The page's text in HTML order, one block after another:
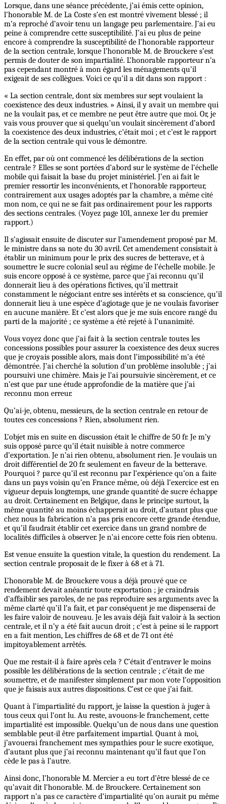
Lorsque, dans une séance précédente, j’ai émis cette opinion,
l’honorable M. de La Coste s’en est montré vivement blessé ; il
m’a reproché d’avoir tenu un langage peu parlementaire. J’ai eu
peine à comprendre cette susceptibilité. J’ai eu plus de peine
encore à comprendre la susceptibilité de l’honorable rapporteur
de la section centrale, lorsque l’honorable M. de Brouckere s’est
permis de douter de son impartialité. L’honorable rapporteur n’a
pas cependant montré à mon égard les ménagements qu’il
exigeait de ses collègues. Voici ce qu’il a dit dans son rapport :
« La section centrale, dont six membres sur sept voulaient la
coexistence des deux industries. » Ainsi, il y avait un membre qui
ne la voulait pas, et ce membre ne peut être autre que moi. Or, je
vais vous prouver que si quelqu’un voulait sincèrement d’abord
la coexistence des deux industries, c’était moi ; et c’est le rapport
de la section centrale qui vous le démontre.
En effet, par où ont commencé les délibérations de la section
centrale ? Elles se sont portées d’abord sur le système de l’échelle
mobile qui faisait la base du projet ministériel. J’en ai fait le
premier ressortir les inconvénients, et l’honorable rapporteur,
contrairement aux usages adoptés par la chambre, a même cité
mon nom, ce qui ne se fait pas ordinairement pour les rapports
des sections centrales. (Voyez page 101, annexe 1er du premier
rapport.)
Il s’agissait ensuite de discuter sur l’amendement proposé par M.
le ministre dans sa note du 30 avril. Cet amendement consistait à
établir un minimum pour le prix des sucres de betterave, et à
soumettre le sucre colonial seul au régime de l’échelle mobile. Je
suis encore opposé à ce système, parce que j’ai reconnu qu’il
donnerait lieu à des opérations fictives, qu’il mettrait
constamment le négociant entre ses intérêts et sa conscience, qu’il
donnerait lieu à une espèce d’agiotage que je ne voulais favoriser
en aucune manière. Et c’est alors que je me suis encore rangé du
parti de la majorité ; ce système a été rejeté à l’unanimité.
Vous voyez donc que j’ai fait à la section centrale toutes les
concessions possibles pour assurer la coexistence des deux sucres
que je croyais possible alors, mais dont l’impossibilité m’a été
démontrée. J’ai cherché la solution d’un problème insoluble ; j’ai
poursuivi une chimère. Mais je l’ai poursuivie sincèrement, et ce
n’est que par une étude approfondie de la matière que j’ai
reconnu mon erreur.
Qu’ai-je, obtenu, messieurs, de la section centrale en retour de
toutes ces concessions ? Rien, absolument rien.
L’objet mis en suite en discussion était le chiffre de 50 fr. Je m’y
suis opposé parce qu’il était nuisible à notre commerce
d’exportation. Je n’ai rien obtenu, absolument rien. Je voulais un
droit différentiel de 20 fr. seulement en faveur de la betterave.
Pourquoi ? parce qu’il est reconnu par l’expérience qu’on a faite
dans un pays voisin qu’en France même, où déjà l’exercice est en
vigueur depuis longtemps, une grande quantité de sucre échappe
au droit. Certainement en Belgique, dans le principe surtout, la
même quantité au moins échapperait au droit, d’autant plus que
chez nous la fabrication n’a pas pris encore cette grande étendue,
et qu’il faudrait établir cet exercice dans un grand nombre de
localités difficiles à observer. Je n’ai encore cette fois rien obtenu.
Est venue ensuite la question vitale, la question du rendement. La
section centrale proposait de le fixer à 68 et à 71.
L’honorable M. de Brouckere vous a déjà prouvé que ce
rendement devait anéantir toute exportation ; je craindrais
d’affaiblir ses paroles, de ne pas reproduire ses arguments avec la
même clarté qu’il l’a fait, et par conséquent je me dispenserai de
les faire valoir de nouveau. Je les avais déjà fait valoir à la section
centrale, et il n’y a été fait aucun droit ; c’est à peine si le rapport
en a fait mention, Les chiffres de 68 et de 71 ont été
impitoyablement arrêtés.
Que me restait-il à faire après cela ? C’était d’entraver le moins
possible les délibérations de la section centrale ; c’était de me
soumettre, et de manifester simplement par mon vote l’opposition
que je faisais aux autres dispositions. C’est ce que j’ai fait.
Quant à l’impartialité du rapport, je laisse la question à juger à
tous ceux qui l’ont lu. Au reste, avouons-le franchement, cette
impartialité est impossible. Quelqu’un de nous dans une question
semblable peut-il être parfaitement impartial. Quant à moi,
j’avouerai franchement mes sympathies pour le sucre exotique,
d’autant plus que j’ai reconnu maintenant qu’il faut que l’on
cède le pas à l’autre.
Ainsi donc, l’honorable M. Mercier a eu tort d’être blessé de ce
qu’avait dit l’honorable. M. de Brouckere. Certainement son
rapport n’a pas ce caractère d’impartialité qu’on aurait pu même